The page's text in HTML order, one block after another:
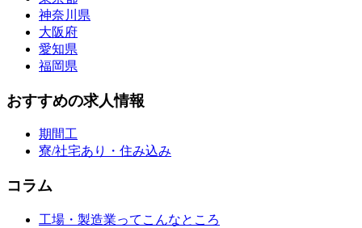
神奈川県
大阪府
愛知県
福岡県
おすすめの求人情報
期間工
寮/社宅あり・住み込み
コラム
工場・製造業ってこんなところ